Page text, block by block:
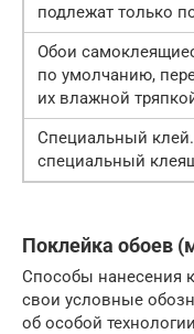
подлежат только
Обои
по умолчанию,
их влажной
Специальный клей.
специальный
Поклейка обоев
Способы нанесения
свои условные
об особой